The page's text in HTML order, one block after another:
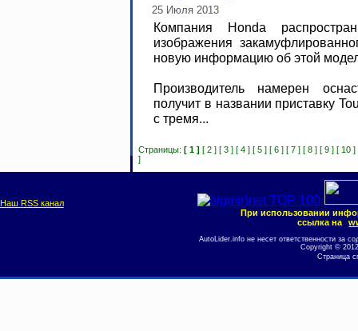
25 Июля 2013
Компания Honda
изображения
новую информацию об этой
Производитель намерен
получит в названии приставку
с тремя...
Страницы: [ 1 ] [ 2 ] [ 3 ] [ 4 ] [ 5 ] [ 6 ] [ 7 ] [ 8 ] [ 9 ] [ 10 ]
]
Наш RSS канал
При использовании
ссылка на
AutoLider.info не несет ответственности за
Copyright ©
Страница